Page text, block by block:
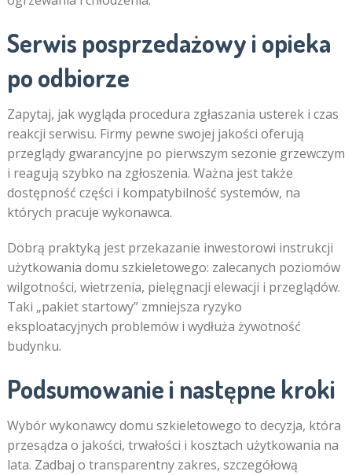
Serwis posprzedażowy i opieka
po odbiorze
Zapytaj, jak wygląda procedura zgłaszania usterek i czas
reakcji serwisu. Firmy pewne swojej jakości oferują
przeglądy gwarancyjne po pierwszym sezonie grzewczym
i reagują szybko na zgłoszenia. Ważna jest także
dostępność części i kompatybilność systemów, na
których pracuje wykonawca.
Dobrą praktyką jest przekazanie inwestorowi instrukcji
użytkowania domu szkieletowego: zalecanych poziomów
wilgotności, wietrzenia, pielęgnacji elewacji i przeglądów.
Taki „pakiet startowy” zmniejsza ryzyko
eksploatacyjnych problemów i wydłuża żywotność
budynku.
Podsumowanie i następne kroki
Wybór wykonawcy domu szkieletowego to decyzja, która
przesądza o jakości, trwałości i kosztach użytkowania na
lata. Zadbaj o transparentny zakres, szczegółową